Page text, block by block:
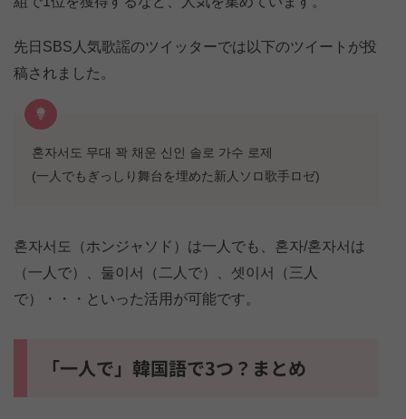
先日SBS人気歌謡のツイッターでは以下のツイートが投
稿されました。
혼자서도 무대 꽉 채운 신인 솔로 가수 로제
(一人でもぎっしり舞台を埋めた新人ソロ歌手ロゼ)
혼자서도（ホンジャソド）は一人でも、혼자/혼자서は
（一人で）、둘이서（二人で）、셋이서（三人
で）・・・といった活用が可能です。
「一人で」韓国語で3つ？まとめ